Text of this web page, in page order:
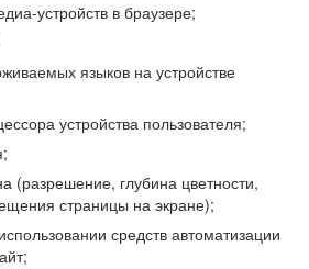
устройств в браузере;
языков на устройстве
устройства пользователя;
(разрешение, глубина цветности,
страницы на экране);
средств автоматизации